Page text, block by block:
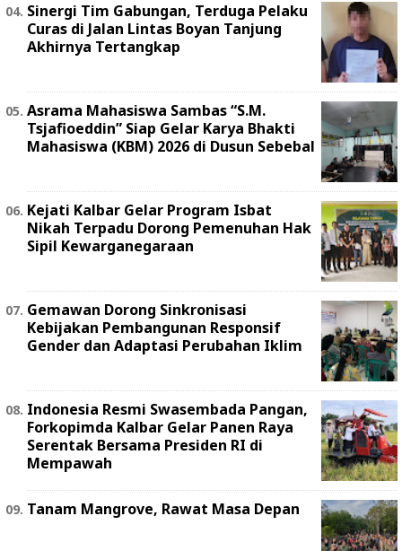
Sinergi Tim Gabungan, Terduga Pelaku
Curas di Jalan Lintas Boyan Tanjung
Akhirnya Tertangkap
Asrama Mahasiswa Sambas “S.M.
Tsjafioeddin” Siap Gelar Karya Bhakti
Mahasiswa (KBM) 2026 di Dusun Sebebal
Kejati Kalbar Gelar Program Isbat
Nikah Terpadu Dorong Pemenuhan Hak
Sipil Kewarganegaraan
Gemawan Dorong Sinkronisasi
Kebijakan Pembangunan Responsif
Gender dan Adaptasi Perubahan Iklim
Indonesia Resmi Swasembada Pangan,
Forkopimda Kalbar Gelar Panen Raya
Serentak Bersama Presiden RI di
Mempawah
Tanam Mangrove, Rawat Masa Depan